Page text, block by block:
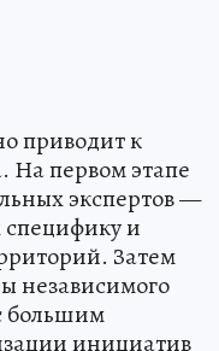
приводит к
На первом этапе
экспертов —
и
Затем
независимого
большим
инициатив